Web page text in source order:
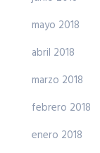
mayo 2018
abril 2018
marzo 2018
febrero 2018
enero 2018